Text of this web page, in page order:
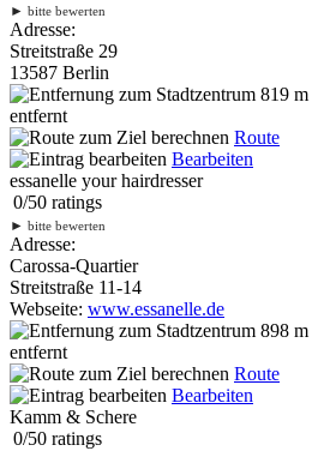
► bitte bewerten
Adresse:
Streitstraße 29
13587 Berlin
819 m
entfernt
Route
Bearbeiten
essanelle your hairdresser
0/50 ratings
► bitte bewerten
Adresse:
Carossa-Quartier
Streitstraße 11-14
Webseite: www.essanelle.de
898 m
entfernt
Route
Bearbeiten
Kamm & Schere
0/50 ratings